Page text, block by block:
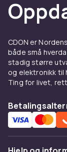
CDON er
både små
stadig større
og elektronikk
Ting for livet,